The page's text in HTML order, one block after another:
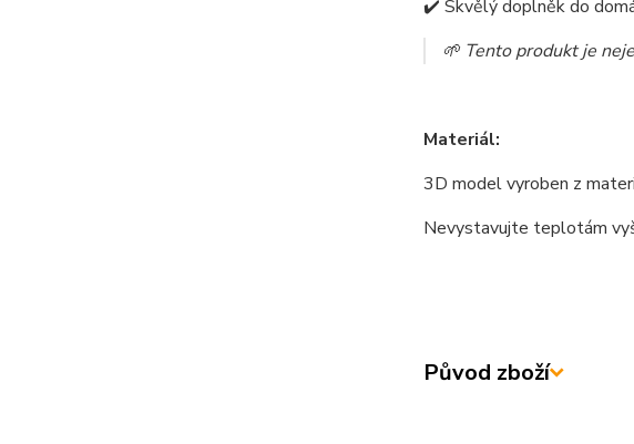
✔️ Skvělý doplněk do
🌱 Tento produkt je
Materiál:
3D model vyroben z
Nevystavujte teplotám
Původ zboží